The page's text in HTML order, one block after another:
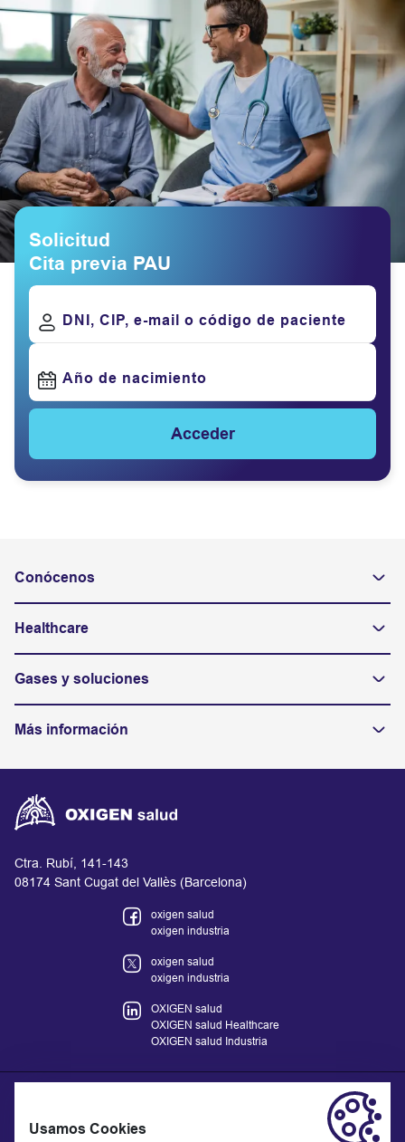
Solicitud
Cita previa PAU
DNI, CIP, e-mail o código de paciente
Año de nacimiento
Acceder
Conócenos
Healthcare
Gases y soluciones
Más información
Ctra. Rubí, 141-143
08174 Sant Cugat del Vallès (Barcelona)
oxigen salud
oxigen industria
oxigen salud
oxigen industria
OXIGEN salud
OXIGEN salud Healthcare
OXIGEN salud Industria
Usamos Cookies